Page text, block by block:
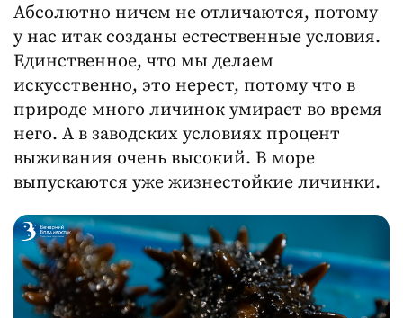
Абсолютно ничем не отличаются, потому
у нас итак созданы естественные условия.
Единственное, что мы делаем
искусственно, это нерест, потому что в
природе много личинок умирает во время
него. А в заводских условиях процент
выживания очень высокий. В море
выпускаются уже жизнестойкие личинки.